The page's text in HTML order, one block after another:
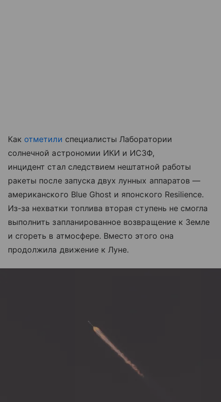
Как отметили специалисты Лаборатории
солнечной астрономии ИКИ и ИСЗФ,
инцидент стал следствием нештатной работы
ракеты после запуска двух лунных аппаратов —
американского Blue Ghost и японского Resilience.
Из-за нехватки топлива вторая ступень не смогла
выполнить запланированное возвращение к Земле
и сгореть в атмосфере. Вместо этого она
продолжила движение к Луне.